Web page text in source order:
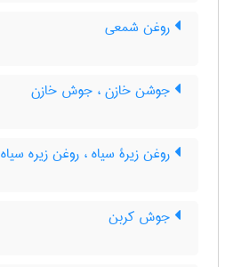
روغن شمعی
جوشن خازن ، جوش خازن
روغن زیرۀ سیاه ، روغن زیره سیاه
جوش کربن